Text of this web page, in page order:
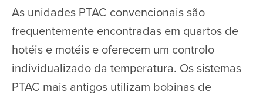
As unidades PTAC convencionais são
frequentemente encontradas em quartos de
hotéis e motéis e oferecem um controlo
individualizado da temperatura. Os sistemas
PTAC mais antigos utilizam bobinas de